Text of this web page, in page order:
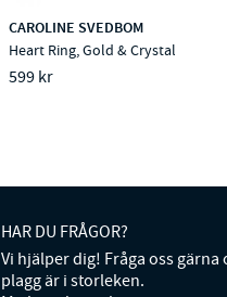
CAROLINE SVEDBOM
Heart Ring, Gold & Crystal
599 kr
HAR DU FRÅGOR?
Vi hjälper dig! Fråga oss gärna
plagg är i storleken.